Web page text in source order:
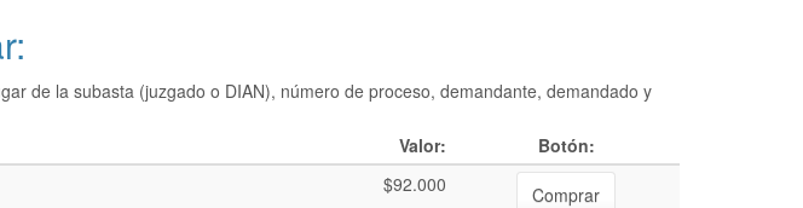
de la subasta (juzgado o DIAN), número de proceso, demandante, demandado y
Valor:
Botón:
$92.000
Comprar